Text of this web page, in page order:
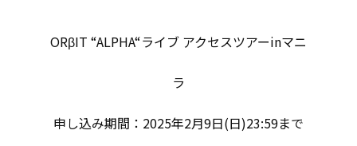
ORβIT “ALPHA“ライブ アクセスツアーinマニ
ラ
申し込み期間：2025年2月9日(日)23:59まで